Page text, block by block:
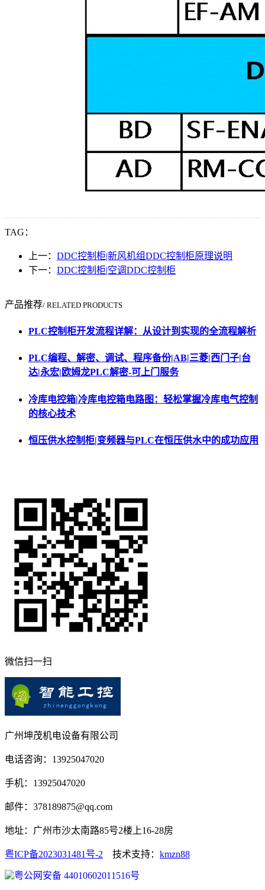
TAG：
上一： DDC控制柜|新风机组DDC控制柜原理说明
下一： DDC控制柜|空调DDC控制柜
产品推荐/ RELATED PRODUCTS
PLC控制柜开发流程详解：从设计到实现的全流程解析
PLC编程、解密、调试、程序备份|AB|三菱|西门子|台
达|永宏|欧姆龙PLC解密-可上门服务
冷库电控箱|冷库电控箱电路图：轻松掌握冷库电气控制
的核心技术
恒压供水控制柜|变频器与PLC在恒压供水中的成功应用
微信扫一扫
广州坤茂机电设备有限公司
电话咨询：13925047020
手机：13925047020
邮件：378189875@qq.com
地址：广州市沙太南路85号2楼上16-28房
粤ICP备2023031481号-2 技术支持： kmzn88
粤公网安备 44010602011516号